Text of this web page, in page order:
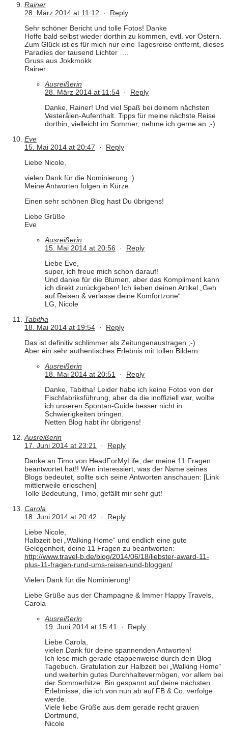
Rainer
28. März 2014 at 11:12 · Reply
Sehr schöner Bericht und tolle Fotos! Danke
Hoffe bald selbst wieder dorthin zu kommen, evtl. vor Ostern.
Zum Glück ist es für mich nur eine Tagesreise entfernt, dieses
Paradies der tausend Lichter ….
Gruss aus Jokkmokk
Rainer
Ausreißerin
28. März 2014 at 11:54 · Reply
Danke, Rainer! Und viel Spaß bei deinem nächsten
Vesterålen-Aufenthalt. Tipps für meine nächste Reise
dorthin, vielleicht im Sommer, nehme ich gerne an ;-)
Eve
15. Mai 2014 at 20:47 · Reply
Liebe Nicole,
vielen Dank für die Nominierung :)
Meine Antworten folgen in Kürze.
Einen sehr schönen Blog hast Du übrigens!
Liebe Grüße
Eve
Ausreißerin
15. Mai 2014 at 20:56 · Reply
Liebe Eve,
super, ich freue mich schon darauf!
Und danke für die Blumen, aber das Kompliment kann
ich direkt zurückgeben! Ich lieben deinen Artikel „Geh
auf Reisen & verlasse deine Komfortzone“.
LG, Nicole
Tabitha
18. Mai 2014 at 19:54 · Reply
Das ist definitiv schlimmer als Zeitungenaustragen ;-)
Aber ein sehr authentisches Erlebnis mit tollen Bildern.
Ausreißerin
18. Mai 2014 at 20:51 · Reply
Danke, Tabitha! Leider habe ich keine Fotos von der
Fischfabriksführung, aber da die inoffiziell war, wollte
ich unseren Spontan-Guide besser nicht in
Schwierigkeiten bringen.
Netten Blog habt ihr übrigens!
Ausreißerin
17. Juni 2014 at 23:21 · Reply
Danke an Timo von HeadForMyLife, der meine 11 Fragen
beantwortet hat!! Wen interessiert, was der Name seines
Blogs bedeutet, sollte sich seine Antworten anschauen: [Link
mittlerweile erloschen]
Tolle Bedeutung, Timo, gefällt mir sehr gut!
Carola
18. Juni 2014 at 20:42 · Reply
Liebe Nicole,
Halbzeit bei „Walking Home“ und endlich eine gute
Gelegenheit, deine 11 Fragen zu beantworten:
http://www.travel-b.de/blog/2014/06/18/liebster-award-11-
plus-11-fragen-rund-ums-reisen-und-bloggen/
Vielen Dank für die Nominierung!
Liebe Grüße aus der Champagne & Immer Happy Travels,
Carola
Ausreißerin
19. Juni 2014 at 15:41 · Reply
Liebe Carola,
vielen Dank für deine spannenden Antworten!
Ich lese mich gerade etappenweise durch dein Blog-
Tagebuch. Gratulation zur Halbzeit bei „Walking Home“
und weiterhin gutes Durchhaltevermögen, vor allem bei
der Sommerhitze. Bin gespannt auf deine nächsten
Erlebnisse, die ich von nun ab auf FB & Co. verfolge
werde.
Viele liebe Grüße aus dem gerade recht grauen
Dortmund,
Nicole